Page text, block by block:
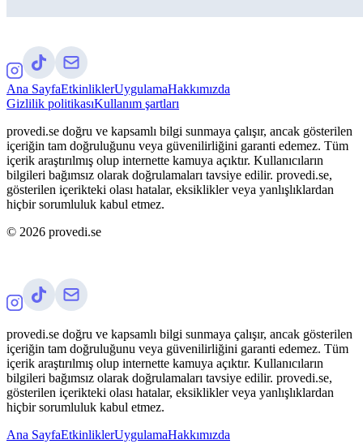
Ana SayfaEtkinliklerUygulamaHakkımızda
Gizlilik politikasıKullanım şartları
provedi.se doğru ve kapsamlı bilgi sunmaya çalışır, ancak gösterilen
içeriğin tam doğruluğunu veya güvenilirliğini garanti edemez. Tüm
içerik araştırılmış olup internette kamuya açıktır. Kullanıcıların
bilgileri bağımsız olarak doğrulamaları tavsiye edilir. provedi.se,
gösterilen içerikteki olası hatalar, eksiklikler veya yanlışlıklardan
hiçbir sorumluluk kabul etmez.
© 2026 provedi.se
provedi.se doğru ve kapsamlı bilgi sunmaya çalışır, ancak gösterilen
içeriğin tam doğruluğunu veya güvenilirliğini garanti edemez. Tüm
içerik araştırılmış olup internette kamuya açıktır. Kullanıcıların
bilgileri bağımsız olarak doğrulamaları tavsiye edilir. provedi.se,
gösterilen içerikteki olası hatalar, eksiklikler veya yanlışlıklardan
hiçbir sorumluluk kabul etmez.
Ana SayfaEtkinliklerUygulamaHakkımızda